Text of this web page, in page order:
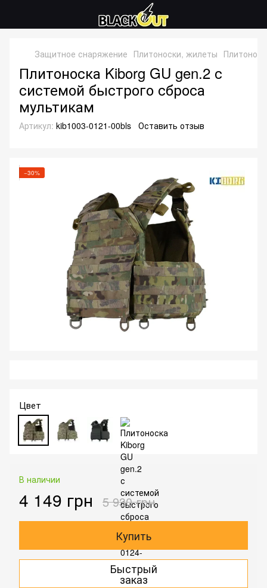
Защитное снаряжение Плитоноски, жилеты
Плитоноска Kiborg GU gen.2 с
системой быстрого сброса
мультикам
Артикул: kib1003-0121-00bls Оставить отзыв
−30%
Цвет
В наличии
4 149 грн 5 930 грн
Купить
Быстрый
заказ